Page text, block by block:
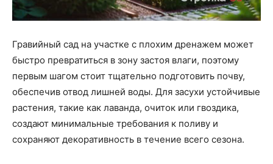
Гравийный сад на участке с плохим дренажем может
быстро превратиться в зону застоя влаги, поэтому
первым шагом стоит тщательно подготовить почву,
обеспечив отвод лишней воды. Для засухи устойчивые
растения, такие как лаванда, очиток или гвоздика,
создают минимальные требования к поливу и
сохраняют декоративность в течение всего сезона.